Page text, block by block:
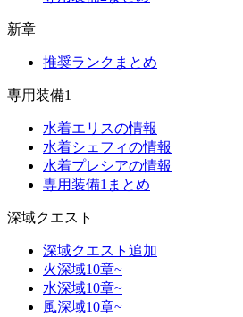
新章
推奨ランクまとめ
専用装備1
水着エリスの情報
水着シェフィの情報
水着プレシアの情報
専用装備1まとめ
深域クエスト
深域クエスト追加
火深域10章~
水深域10章~
風深域10章~